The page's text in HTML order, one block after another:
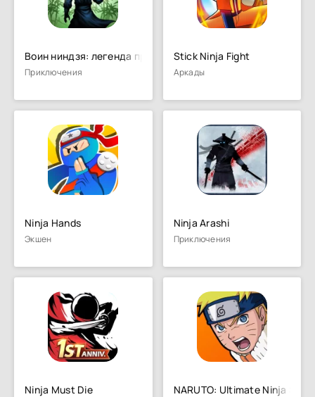
Воин ниндзя: легенда приключен
Приключения
Stick Ninja Fight
Аркады
Ninja Hands
Экшен
Ninja Arashi
Приключения
Ninja Must Die NARUTO: Ultimate Ninja